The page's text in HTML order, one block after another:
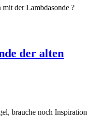
der Lambdasonde ?
der alten
brauche noch Inspiration